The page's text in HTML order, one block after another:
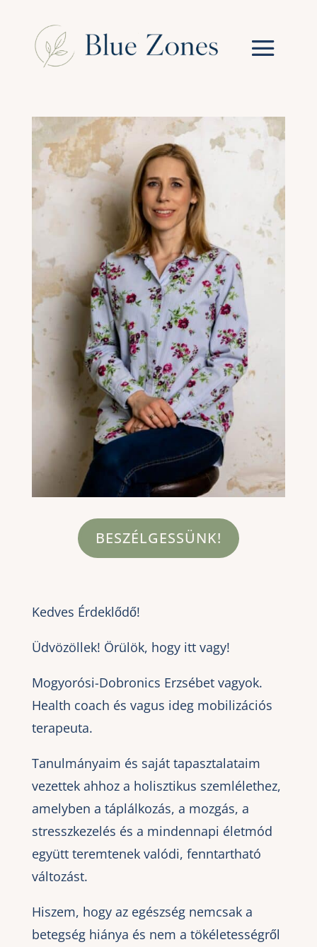
BESZÉLGESSÜNK!
Kedves Érdeklődő!
Üdvözöllek! Örülök, hogy itt vagy!
Mogyorósi-Dobronics Erzsébet vagyok.
Health coach és vagus ideg mobilizációs
terapeuta.
Tanulmányaim és saját tapasztalataim
vezettek ahhoz a holisztikus szemlélethez,
amelyben a táplálkozás, a mozgás, a
stresszkezelés és a mindennapi életmód
együtt teremtenek valódi, fenntartható
változást.
Hiszem, hogy az egészség nemcsak a
betegség hiánya és nem a tökéletességről